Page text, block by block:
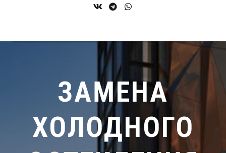
ЗАМЕНА
ХОЛОДНОГО